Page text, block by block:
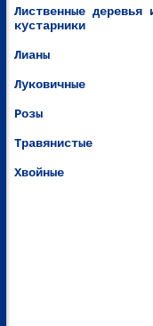
Лиственные деревья
кустарники
Лианы
Луковичные
Розы
Травянистые
Хвойные